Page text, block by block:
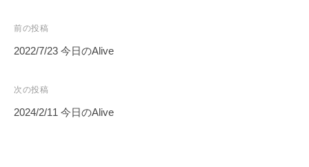
投
稿
ビ
ゲ
前の投稿
2022/7/23 今日のAlive
次の投稿
2024/2/11 今日のAlive